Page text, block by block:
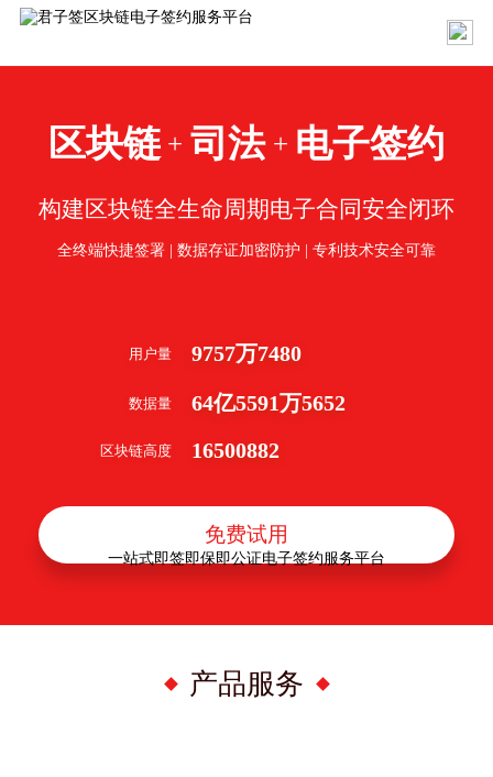
区块链 + 司法 + 电子签约
构建区块链全生命周期电子合同安全闭环
全终端快捷签署 | 数据存证加密防护 | 专利技术安全可靠
用户量 9757万7480
数据量 64亿5591万5652
区块链高度 16500882
免费试用
产品服务
一站式即签即保即公证电子签约服务平台